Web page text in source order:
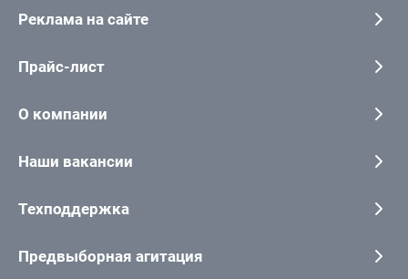
Реклама на сайте
Прайс-лист
О компании
Наши вакансии
Техподдержка
Предвыборная агитация